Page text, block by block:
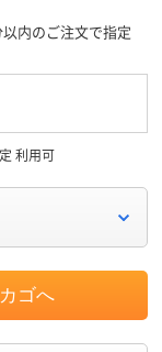
以内のご注文で指定
利用可
カゴへ